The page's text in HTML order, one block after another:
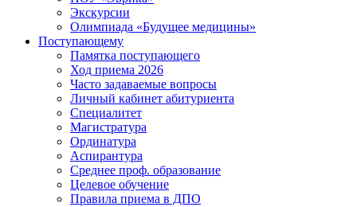
Экскурсии
Олимпиада «Будущее медицины»
Поступающему
Памятка поступающего
Ход приема 2026
Часто задаваемые вопросы
Личный кабинет абитуриента
Специалитет
Магистратура
Ординатура
Аспирантура
Среднее проф. образование
Целевое обучение
Правила приема в ДПО